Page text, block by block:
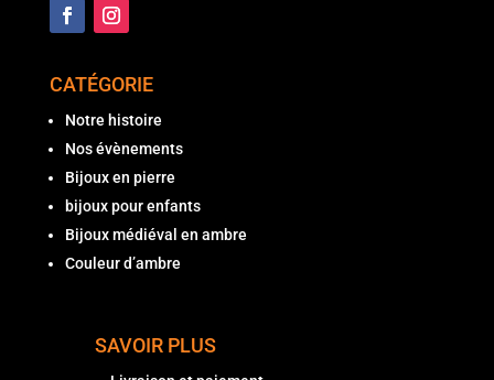
CATÉGORIE
Notre histoire
Nos évènements
Bijoux en pierre
bijoux pour enfants
Bijoux médiéval en ambre
Couleur d’ambre
SAVOIR PLUS